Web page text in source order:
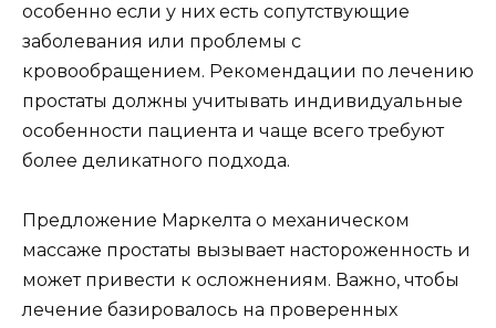
особенно если у них есть сопутствующие
заболевания или проблемы с
кровообращением. Рекомендации по лечению
простаты должны учитывать индивидуальные
особенности пациента и чаще всего требуют
более деликатного подхода.
Предложение Маркелта о механическом
массаже простаты вызывает настороженность и
может привести к осложнениям. Важно, чтобы
лечение базировалось на проверенных